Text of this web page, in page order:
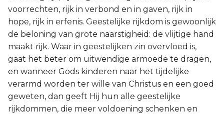
voorrechten, rijk in verbond en in gaven, rijk in
hope, rijk in erfenis. Geestelijke rijkdom is gewoonlijk
de beloning van grote naarstigheid: de vlijtige hand
maakt rijk. Waar in geestelijken zin overvloed is,
gaat het beter om uitwendige armoede te dragen,
en wanneer Gods kinderen naar het tijdelijke
verarmd worden ter wille van Christus en een goed
geweten, dan geeft Hij hun alle geestelijke
rijkdommen, die meer voldoening schenken en